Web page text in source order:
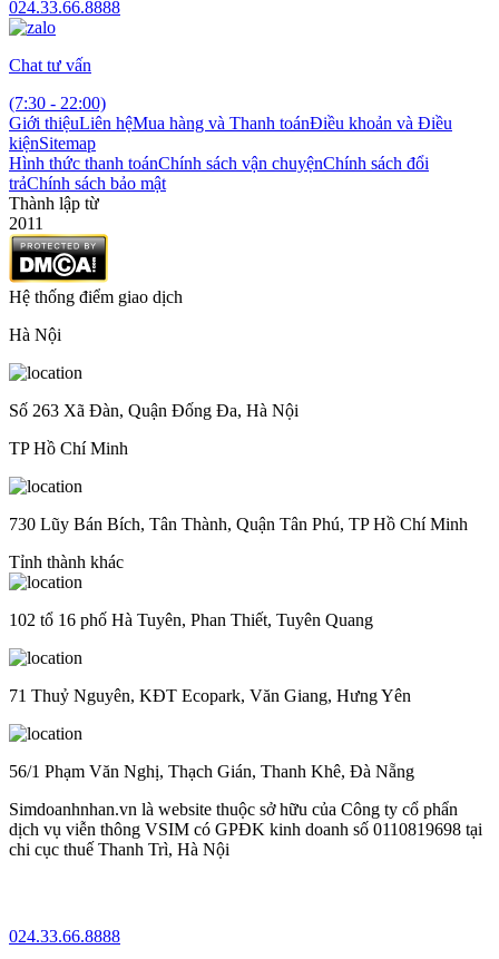
024.33.66.8888
Chat tư vấn
(7:30 - 22:00)
Giới thiệuLiên hệMua hàng và Thanh toánĐiều khoản và Điều
kiệnSitemap
Hình thức thanh toánChính sách vận chuyệnChính sách đổi
trảChính sách bảo mật
Thành lập từ
2011
Hệ thống điểm giao dịch
Hà Nội
Số 263 Xã Đàn, Quận Đống Đa, Hà Nội
TP Hồ Chí Minh
730 Lũy Bán Bích, Tân Thành, Quận Tân Phú, TP Hồ Chí Minh
Tỉnh thành khác
102 tổ 16 phố Hà Tuyên, Phan Thiết, Tuyên Quang
71 Thuỷ Nguyên, KĐT Ecopark, Văn Giang, Hưng Yên
56/1 Phạm Văn Nghị, Thạch Gián, Thanh Khê, Đà Nẵng
Simdoanhnhan.vn là website thuộc sở hữu của Công ty cổ phẩn
dịch vụ viễn thông VSIM có GPĐK kinh doanh số 0110819698 tại
chi cục thuế Thanh Trì, Hà Nội
024.33.66.8888